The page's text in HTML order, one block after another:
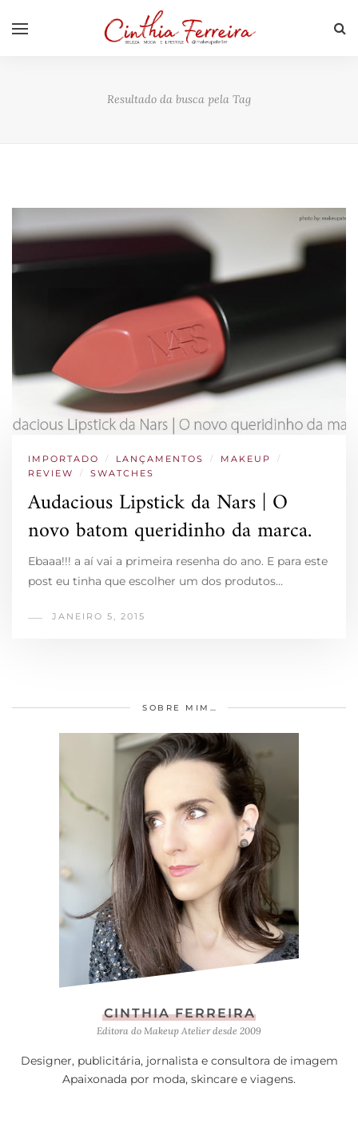
Resultado da busca pela Tag
IMPORTADO / LANÇAMENTOS / MAKEUP /
REVIEW / SWATCHES
Audacious Lipstick da Nars | O
novo batom queridinho da marca.
Ebaaa!!! a aí vai a primeira resenha do ano. E para este
post eu tinha que escolher um dos produtos…
JANEIRO 5, 2015
SOBRE MIM…
CINTHIA FERREIRA
Editora do Makeup Atelier desde 2009
Designer, publicitária, jornalista e consultora de imagem
Apaixonada por moda, skincare e viagens.